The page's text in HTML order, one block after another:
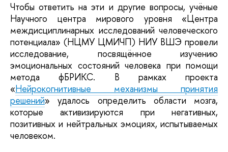
Чтобы ответить на эти и другие вопросы, учёные
Научного центра мирового уровня «Центра
междисциплинарных исследований человеческого
потенциала» (НЦМУ ЦМИЧП) НИУ ВШЭ провели
исследование, посвящённое изучению
эмоциональных состояний человека при помощи
метода фБРИКС. В рамках проекта
«Нейрокогнитивные механизмы принятия
решений» удалось определить области мозга,
которые активизируются при негативных,
позитивных и нейтральных эмоциях, испытываемых
человеком.